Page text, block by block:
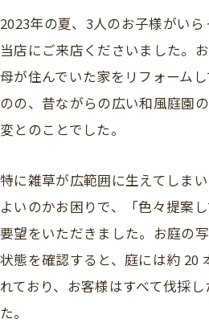
2023年の夏、3人のお子様がい
当店にご来店くださいました。
母が住んでいた家をリフォーム
のの、昔ながらの広い和風庭園
変とのことでした。
特に雑草が広範囲に生えてしま
よいのかお困りで、「色々提案
要望をいただきました。お庭の
状態を確認すると、庭には約 20
れており、お客様はすべて伐採
た。